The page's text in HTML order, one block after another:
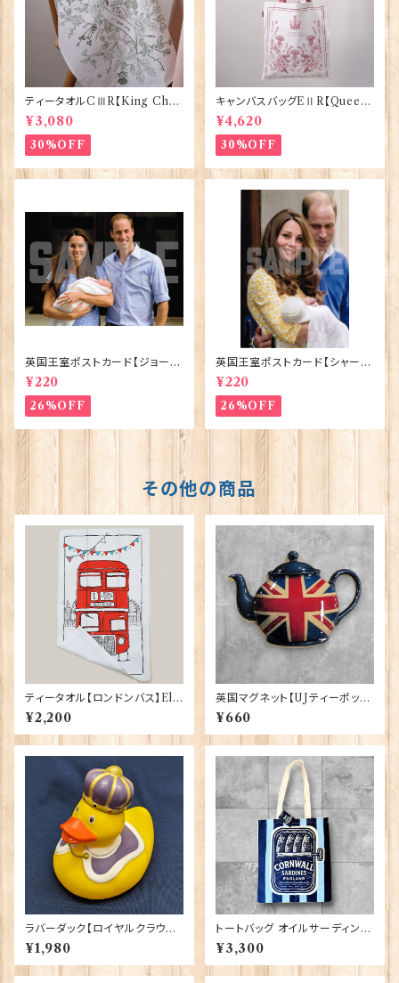
ティータオルCⅢR【King Char
lesⅢ Coronation】Victoria
Eggs 50129
¥3,080
30%OFF
キャンバスバッグEⅡR【Queen
ElizabethⅡ Commemorativ
e】Victoria Eggs 90332
¥4,620
30%OFF
英国王室ポストカード【ジョージ
王子ご誕生】Pageantry Post
card 90183-JEF100
¥220
26%OFF
英国王室ポストカード【シャーロ
ット王女2】Pageantry Postca
rd 90183-JEF202
¥220
26%OFF
その他の商品
ティータオル【ロンドンバス】Elg
ate Products 50001-S（702
71）
¥2,200
英国マグネット【UJティーポッ
ト】Elgate Products 90030
¥660
ラバーダック【ロイヤルクラウン】
Elgate Products 90344
¥1,980
トートバッグ オイルサーディン E
lgate Products 90431
¥3,300